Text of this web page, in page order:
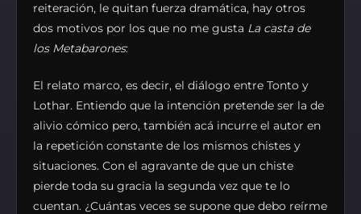
reiteración, le quitan fuerza dramática, hay otros
dos motivos por los que no me gusta La casta de
los Metabarones:
El relato marco, es decir, el diálogo entre Tonto y
Lothar. Entiendo que la intención pretende ser la de
alivio cómico pero, también acá incurre el autor en
la repetición constante de los mismos chistes y
situaciones. Con el agravante de que un chiste
pierde toda su gracia la segunda vez que te lo
cuentan. ¿Cuántas veces se supone que debo reírme